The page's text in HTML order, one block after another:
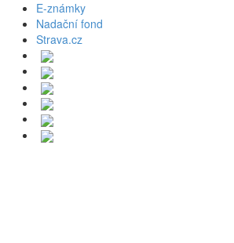
E-známky
Nadační fond
Strava.cz